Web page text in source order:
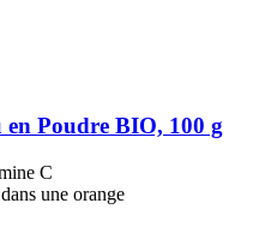
Poudre BIO, 100 g
C
une orange